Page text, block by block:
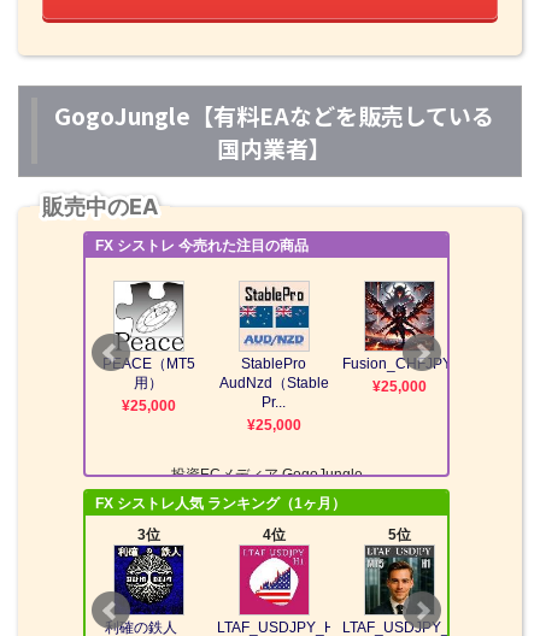
GogoJungle【有料EAなどを販売している
国内業者】
販売中のEA